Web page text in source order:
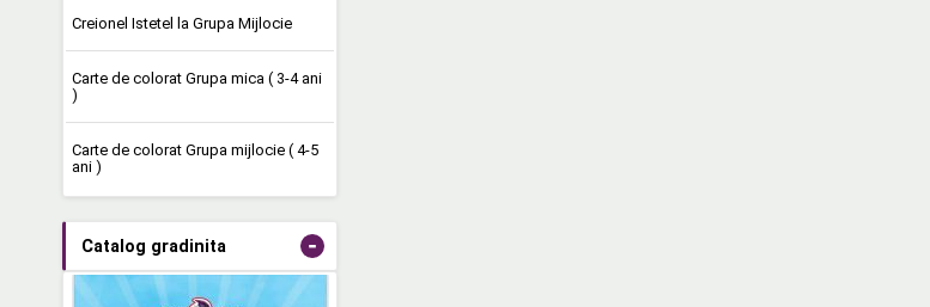
Creionel Istetel la Grupa Mijlocie
Carte de colorat Grupa mica ( 3-4 ani
)
Carte de colorat Grupa mijlocie ( 4-5
ani )
Catalog gradinita -